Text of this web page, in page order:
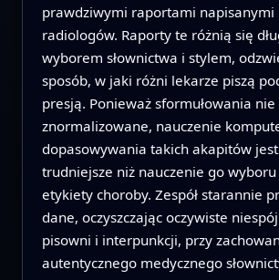
prawdziwymi raportami napisanymi
radiologów. Raporty te różnią się
wyborem słownictwa i stylem,
sposób, w jaki różni lekarze piszą
presją. Ponieważ sformułowania nie
znormalizowane, nauczenie
dopasowywania takich akapitów
trudniejsze niż nauczenie go
etykiety choroby. Zespół starannie
dane, oczyszczając oczywiste
pisowni i interpunkcji, przy
autentycznego medycznego